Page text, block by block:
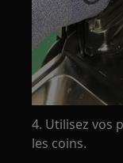
4. Utilisez vos
les coins.